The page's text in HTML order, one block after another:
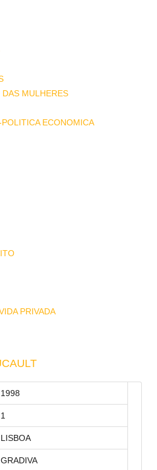
MULHERES
ECONOMICA
PRIVADA
1998
1
LISBOA
GRADIVA